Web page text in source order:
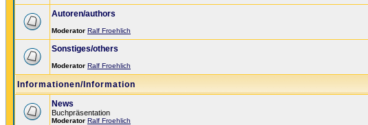
Autoren/authors
Moderator Ralf Froehlich
Sonstiges/others
Moderator Ralf Froehlich
Informationen/Information
News
Buchpräsentation
Moderator Ralf Froehlich